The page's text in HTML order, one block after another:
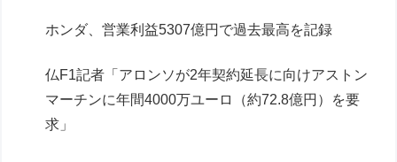
ホンダ、営業利益5307億円で過去最高を記録
仏F1記者「アロンソが2年契約延長に向けアストン
マーチンに年間4000万ユーロ（約72.8億円）を要
求」